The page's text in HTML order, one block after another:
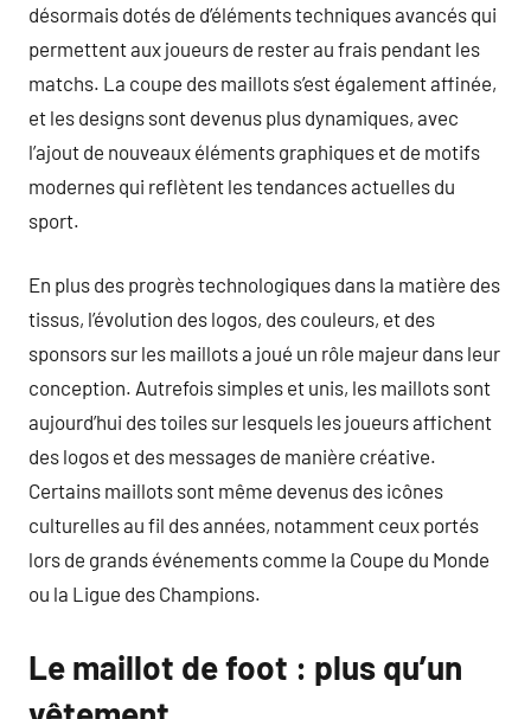
désormais dotés de d’éléments techniques avancés qui
permettent aux joueurs de rester au frais pendant les
matchs. La coupe des maillots s’est également affinée,
et les designs sont devenus plus dynamiques, avec
l’ajout de nouveaux éléments graphiques et de motifs
modernes qui reflètent les tendances actuelles du
sport.
En plus des progrès technologiques dans la matière des
tissus, l’évolution des logos, des couleurs, et des
sponsors sur les maillots a joué un rôle majeur dans leur
conception. Autrefois simples et unis, les maillots sont
aujourd’hui des toiles sur lesquels les joueurs affichent
des logos et des messages de manière créative.
Certains maillots sont même devenus des icônes
culturelles au fil des années, notamment ceux portés
lors de grands événements comme la Coupe du Monde
ou la Ligue des Champions.
Le maillot de foot : plus qu’un